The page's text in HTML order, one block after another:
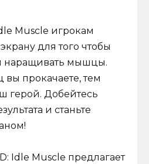
Muscle игрокам
для того чтобы
наращивать мышцы.
прокачаете, тем
герой. Добейтесь
и станьте
Idle Muscle предлагает